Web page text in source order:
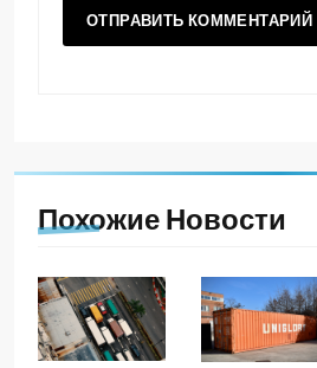
Похожие Новости